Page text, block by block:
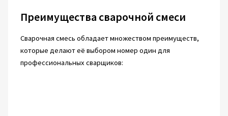
Преимущества сварочной смеси
Сварочная смесь обладает множеством преимуществ,
которые делают её выбором номер один для
профессиональных сварщиков: